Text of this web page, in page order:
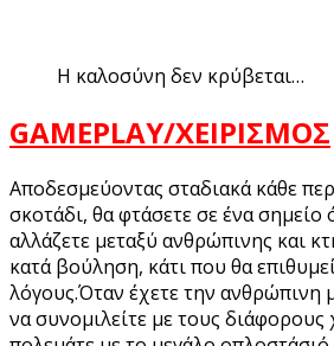
Η καλοσύνη δεν κρύβεται…
GAMEPLAY/ΧΕΙΡΙΣΜΟΣ
Αποδεσμεύοντας σταδιακά κάθε
σκοτάδι, θα φτάσετε σε ένα σημείο
αλλάζετε μεταξύ ανθρώπινης και
κατά βούληση, κάτι που θα
λόγους.Όταν έχετε την ανθρώπινη
να συνομιλείτε με τους διάφορους